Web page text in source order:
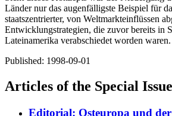
Länder nur das augenfälligste Beispiel für
staatszentrierter, von Weltmarkteinflüssen
Entwicklungstrategien, die zuvor bereits in
Lateinamerika verabschiedet worden waren.
Published: 1998-09-01
Articles of the Special Issue
Editorial: Osteuropa und der